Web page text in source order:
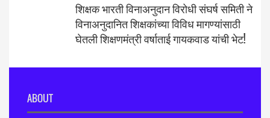
शिक्षक भारती विनाअनुदान विरोधी संघर्ष समिती ने
विनाअनुदानित शिक्षकांच्या विविध मागण्यांसाठी
घेतली शिक्षणमंत्री वर्षाताई गायकवाड यांची भेट!
ABOUT